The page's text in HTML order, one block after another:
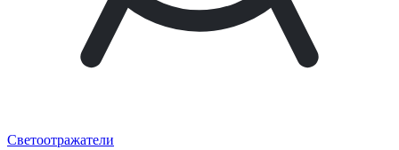
Светоотражатели